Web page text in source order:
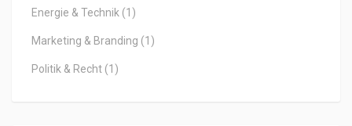
Energie & Technik (1)
Marketing & Branding (1)
Politik & Recht (1)